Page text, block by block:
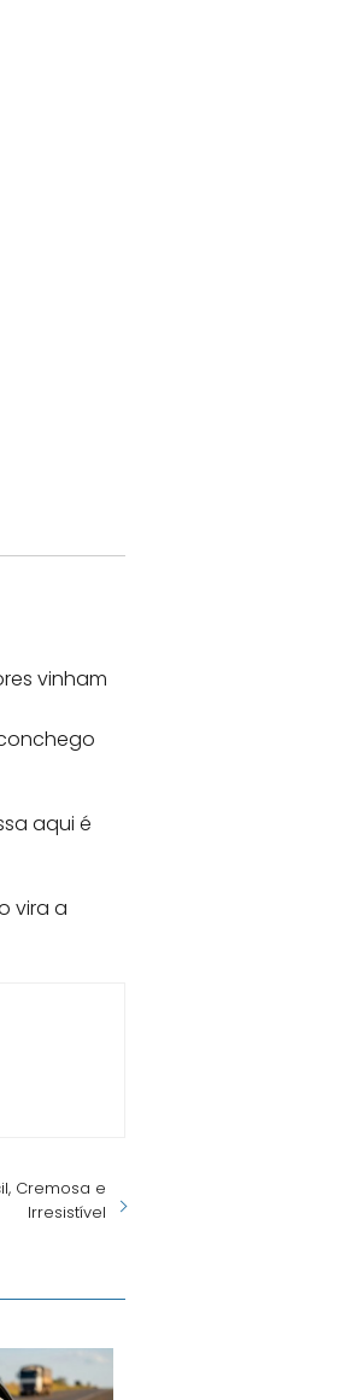
vinham
aqui é
vira a
Cremosa e
Irresistível